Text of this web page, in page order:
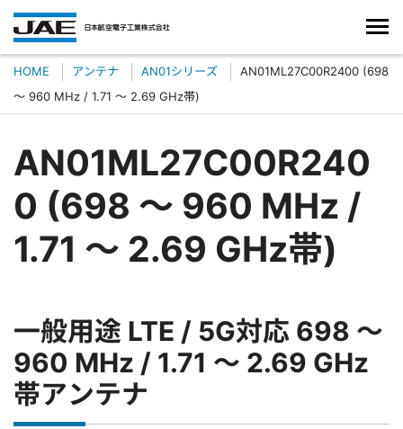
HOME アンテナ AN01シリーズ
AN01ML27C00R2400 (698
～ 960 MHz / 1.71 ～ 2.69 GHz帯)
AN01ML27C00R240
0 (698 ～ 960 MHz /
1.71 ～ 2.69 GHz帯)
一般用途 LTE / 5G対応 698 ～
960 MHz / 1.71 ～ 2.69 GHz
帯アンテナ